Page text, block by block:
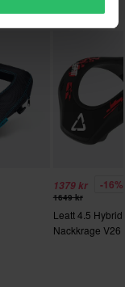
1379 kr -16%
1649 kr
Leatt 4.5
Nackkrage V26